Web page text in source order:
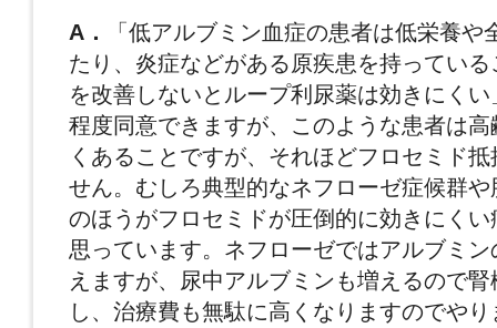
A．
「低アルブミン血症の患者は低栄養や
たり、炎症などがある原疾患を持ってい
を改善しないとループ利尿薬は効きにく
程度同意できますが、このような患者は
くあることですが、それほどフロセミド
せん。むしろ典型的なネフローゼ症候群
のほうがフロセミドが圧倒的に効きにく
思っています。ネフローゼではアルブミ
えますが、尿中アルブミンも増えるので
し、治療費も無駄に高くなりますのでや